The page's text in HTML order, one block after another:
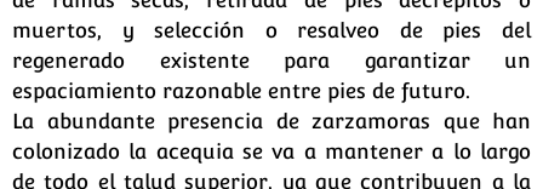
muertos, y selección o resalveo de pies del
regenerado existente para garantizar un
espaciamiento razonable entre pies de futuro.
La abundante presencia de zarzamoras que han
colonizado la acequia se va a mantener a lo largo
de todo el talud superior, ya que contribuyen a la